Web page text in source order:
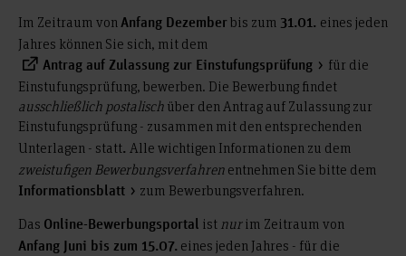
Im Zeitraum vonAnfang Dezember bis zum 31.01. eines jeden
Jahres können Sie sich, mit dem
Antrag auf Zulassung zur Einstufungsprüfung
für die
Einstufungsprüfung, bewerben. Die Bewerbung findet
ausschließlich postalisch über den Antrag auf Zulassung zur
Einstufungsprüfung - zusammen mit den entsprechenden
Unterlagen - statt. Alle wichtigen Informationen zu dem
zweistufigen Bewerbungsverfahren entnehmen Sie bitte dem
Informationsblatt
zum Bewerbungsverfahren.
Das Online-Bewerbungsportal ist nurim Zeitraum von
Anfang Juni bis zum 15.07. eines jeden Jahres - für die